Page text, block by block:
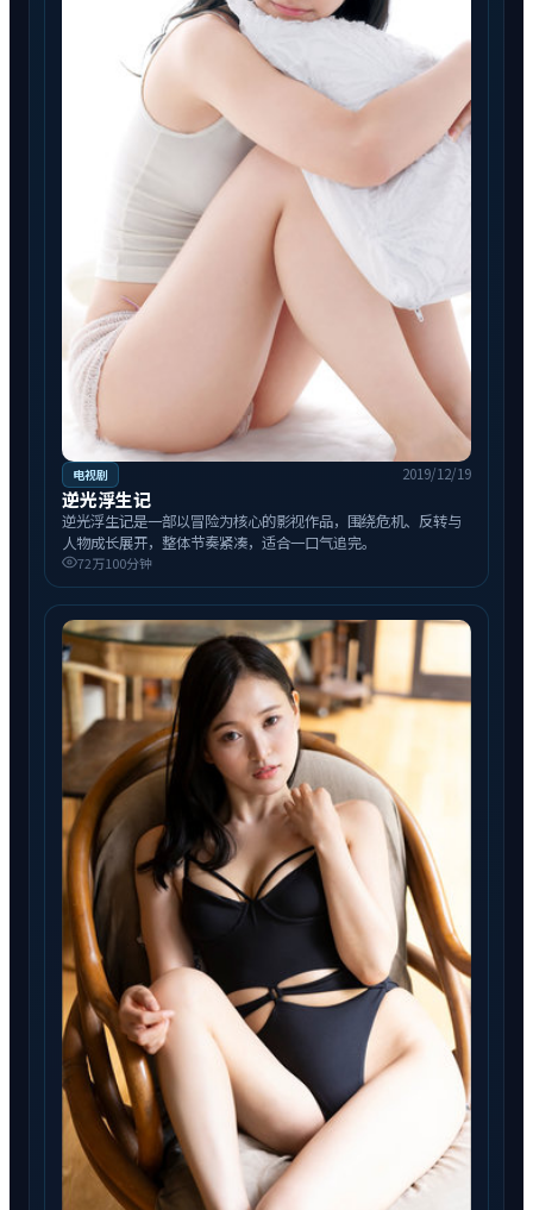
电视剧 2019/12/19
逆光浮生记
逆光浮生记是一部以冒险为核心的影视作品，围绕危机、反转与
人物成长展开，整体节奏紧凑，适合一口气追完。
72万100分钟